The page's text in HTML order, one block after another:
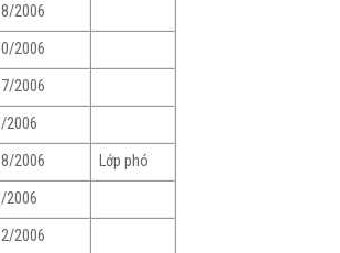
2006
2006
2006
2006
2006
Lớp phó
2006
2006